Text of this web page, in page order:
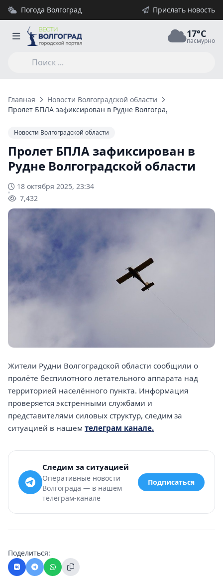
Погода Волгоград Прислать новость
17°C
пасмурно
Главная
Новости Волгоградской области
Пролет БПЛА зафиксирован в Рудне Волгоградской области
Новости Волгоградской области
Пролет БПЛА зафиксирован в
Рудне Волгоградской области
18 октября 2025, 23:34
7,432
Жители Рудни Волгоградской области сообщили о
пролёте беспилотного летательного аппарата над
территорией населённого пункта. Информация
проверяется экстренными службами и
представителями силовых структур, следим за
ситуацией в нашем телеграм канале.
Следим за ситуацией
Оперативные новости
Волгограда — в нашем
телеграм-канале
Подписаться
Поделиться: